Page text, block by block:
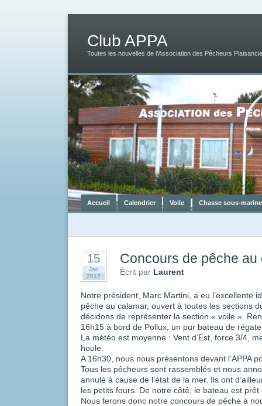
Club APPA
Toutes les nouvelles de l’Association des Pêcheurs
Accueil Calendrier Voile Chasse sous-marine
15
Jan
2012
Concours de pêche au
Écrit par Laurent
Notre président, Marc Martini, a eu l’excellente
pêche au calamar, ouvert à toutes les sections
décidons de représenter la section « voile ».
16h15 à bord de Pollux, un pur bateau de
La météo est moyenne : Vent d’Est, force 3/4,
houle.
A 16h30, nous nous présentons devant l’APPA
Tous les pêcheurs sont rassemblés et nous
annulé à cause de l’état de la mer. Ils ont
les petits fours. De notre côté, le bateau est
Nous ferons donc notre concours de pêche à